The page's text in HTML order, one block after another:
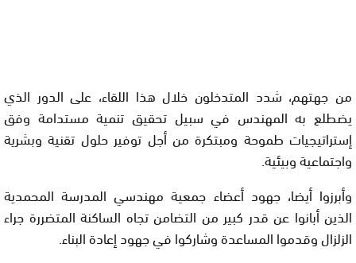
من جهتهم، شدد المتدخلون خلال هذا اللقاء، على الدور الذي
يضطلع به المهندس في سبيل تحقيق تنمية مستدامة وفق
إستراتيجيات طموحة ومبتكرة من أجل توفير حلول تقنية وبشرية
واجتماعية وبيئية.
وأبرزوا أيضا، جهود أعضاء جمعية مهندسي المدرسة المحمدية
الذين أبانوا عن قدر كبير من التضامن تجاه الساكنة المتضررة جراء
الزلزال وقدموا المساعدة وشاركوا في جهود إعادة البناء.